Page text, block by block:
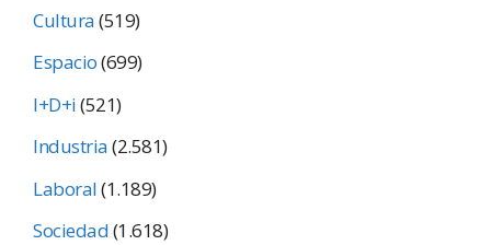
Cultura(519)
Espacio(699)
I+D+i(521)
Industria(2.581)
Laboral(1.189)
Sociedad(1.618)